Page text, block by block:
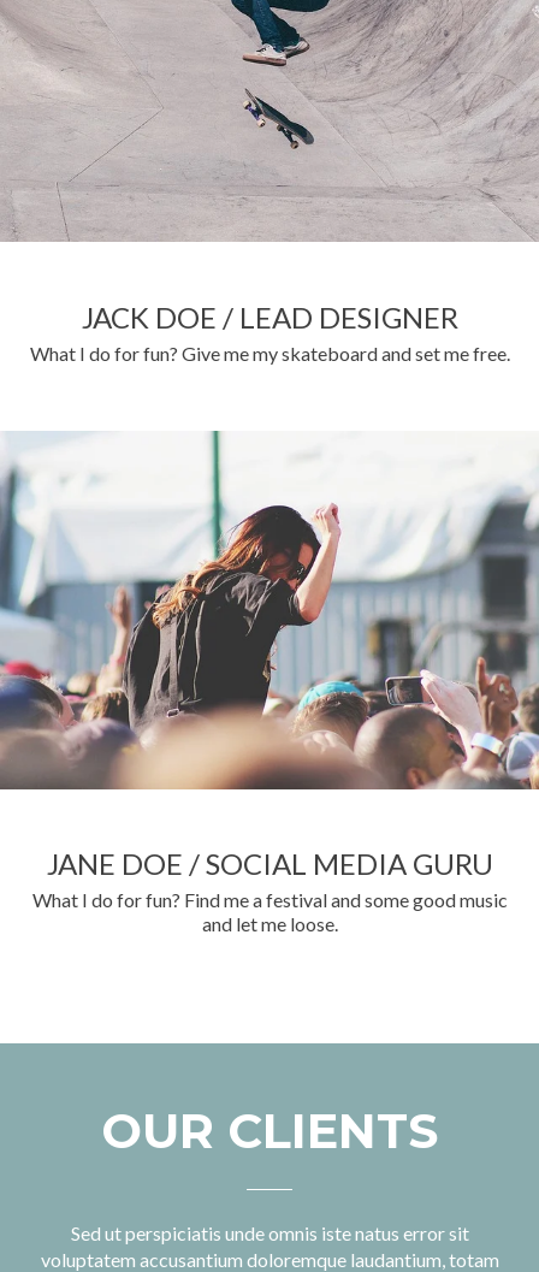
JACK DOE / LEAD DESIGNER
What I do for fun? Give me my skateboard and set me free.
JANE DOE / SOCIAL MEDIA GURU
What I do for fun? Find me a festival and some good music
and let me loose.
OUR CLIENTS
Sed ut perspiciatis unde omnis iste natus error sit
voluptatem accusantium doloremque laudantium, totam